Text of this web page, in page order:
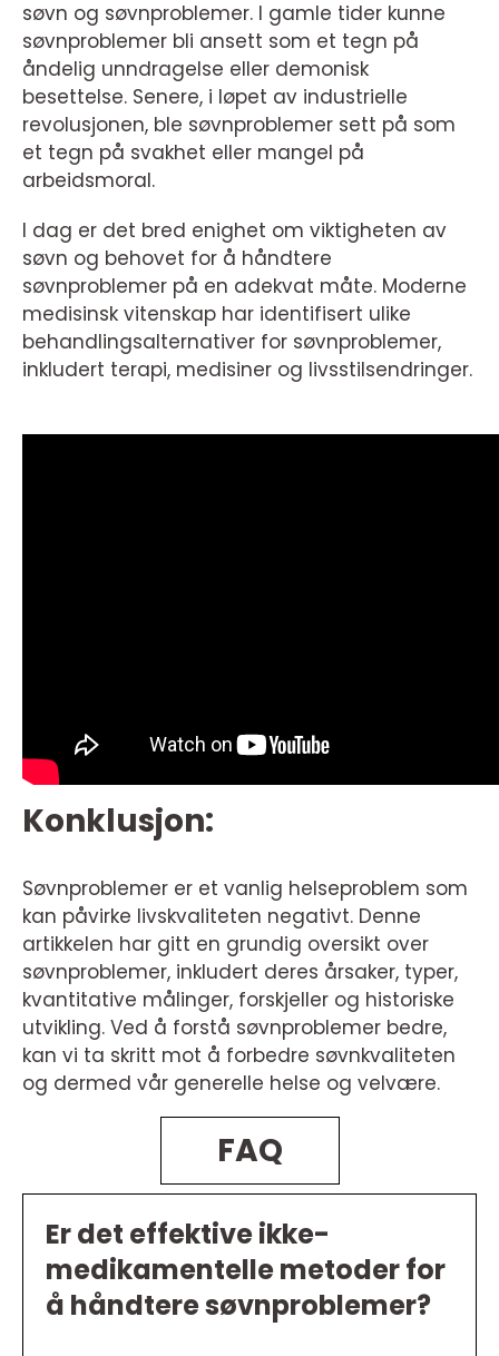
søvn og søvnproblemer. I gamle tider kunne
søvnproblemer bli ansett som et tegn på
åndelig unndragelse eller demonisk
besettelse. Senere, i løpet av industrielle
revolusjonen, ble søvnproblemer sett på som
et tegn på svakhet eller mangel på
arbeidsmoral.
I dag er det bred enighet om viktigheten av
søvn og behovet for å håndtere
søvnproblemer på en adekvat måte. Moderne
medisinsk vitenskap har identifisert ulike
behandlingsalternativer for søvnproblemer,
inkludert terapi, medisiner og livsstilsendringer.
Konklusjon:
Søvnproblemer er et vanlig helseproblem som
kan påvirke livskvaliteten negativt. Denne
artikkelen har gitt en grundig oversikt over
søvnproblemer, inkludert deres årsaker, typer,
kvantitative målinger, forskjeller og historiske
utvikling. Ved å forstå søvnproblemer bedre,
kan vi ta skritt mot å forbedre søvnkvaliteten
og dermed vår generelle helse og velvære.
FAQ
Er det effektive ikke-
medikamentelle metoder for
å håndtere søvnproblemer?